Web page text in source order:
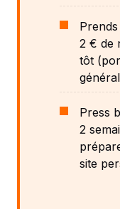
2 € de
tôt
Press
2
site